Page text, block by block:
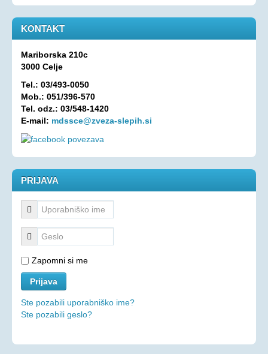
OSEBNA ASISTENCA
KONTAKT
Mariborska 210c
3000 Celje
Tel.: 03/493-0050
Mob.: 051/396-570
Tel. odz.: 03/548-1420
E-mail: mdssce@zveza-slepih.si
PRIJAVA
Zapomni si me
Ste pozabili uporabniško ime?
Ste pozabili geslo?